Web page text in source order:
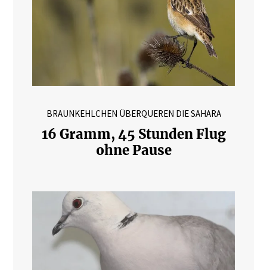
BRAUNKEHLCHEN ÜBERQUEREN DIE SAHARA
16 Gramm, 45 Stunden Flug
ohne Pause